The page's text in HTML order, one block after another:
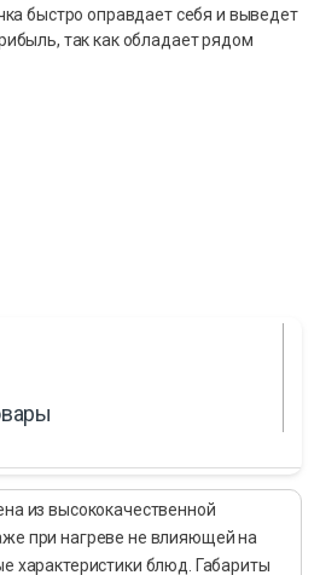
быстро оправдает себя и выведет
так как обладает рядом
из высококачественной
при нагреве не влияющей на
характеристики блюд. Габариты